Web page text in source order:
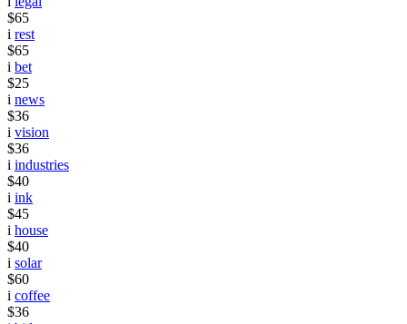
$65
i rest
$65
i bet
$25
i news
$36
i vision
$36
i industries
$40
i ink
$45
i house
$40
i solar
$60
i coffee
$36